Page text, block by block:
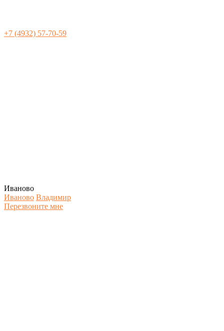
+7 (4932) 57-70-59
Иваново
Иваново Владимир
Перезвоните мне